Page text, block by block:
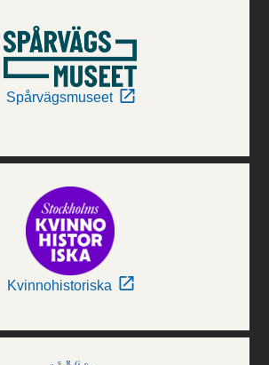
Spårvägsmuseet
Kvinnohistoriska